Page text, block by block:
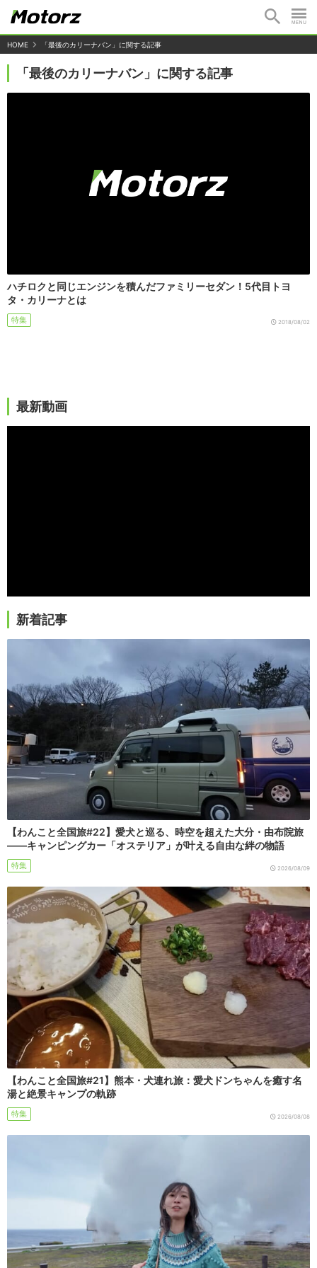
HOME 「最後のカリーナバン」に関する記事
「最後のカリーナバン」に関する記事
ハチロクと同じエンジンを積んだファミリーセダン！5代目トヨ
タ・カリーナとは
特集 2018/08/02
最新動画
新着記事
【わんこと全国旅#22】愛犬と巡る、時空を超えた大分・由布院旅
――キャンピングカー「オステリア」が叶える自由な絆の物語
特集 2026/08/09
【わんこと全国旅#21】熊本・犬連れ旅：愛犬ドンちゃんを癒す名
湯と絶景キャンプの軌跡
特集 2026/08/08